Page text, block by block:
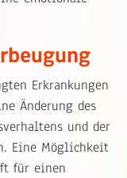
Erkrankungen
Änderung des
und der
Eine Möglichkeit
für einen